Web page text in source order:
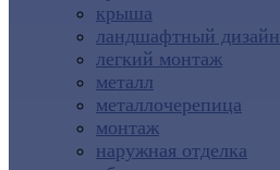
крыша
ландшафтный дизайн
легкий монтаж
металл
металлочерепица
монтаж
наружная отделка